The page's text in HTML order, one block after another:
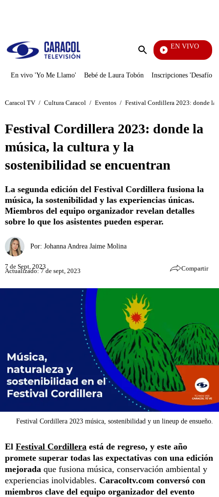
Enviar
EN VIVO
Cuentos
En vivo 'Yo Me Llamo' Bebé de Laura Tobón Inscripciones 'Desafío'
Caracol TV / Cultura Caracol / Eventos / Festival Cordillera 2023: donde la
Festival Cordillera 2023: donde la
música, la cultura y la
sostenibilidad se encuentran
La segunda edición del Festival Cordillera fusiona la
música, la sostenibilidad y las experiencias únicas.
Miembros del equipo organizador revelan detalles
sobre lo que los asistentes pueden esperar.
Por: Johanna Andrea Jaime Molina
7 de Sept, 2023
Actualizado: 7 de sept, 2023 Compartir
Festival Cordillera 2023 música, sostenibilidad y un lineup de ensueño.
El Festival Cordillera está de regreso, y este año
promete superar todas las expectativas con una edición
mejorada que fusiona música, conservación ambiental y
experiencias inolvidables. Caracoltv.com conversó con
miembros clave del equipo organizador del evento